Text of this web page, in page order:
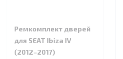
Ремкомплект дверей
для SEAT Ibiza IV
(2012–2017)